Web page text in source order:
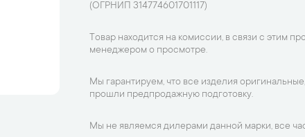
(ОГРНИП 314774601701117)
Товар находится на комиссии, в связи с этим
менеджером о просмотре.
Мы гарантируем, что все изделия
прошли предпродажную подготовку.
Мы не являемся дилерами данной марки, все